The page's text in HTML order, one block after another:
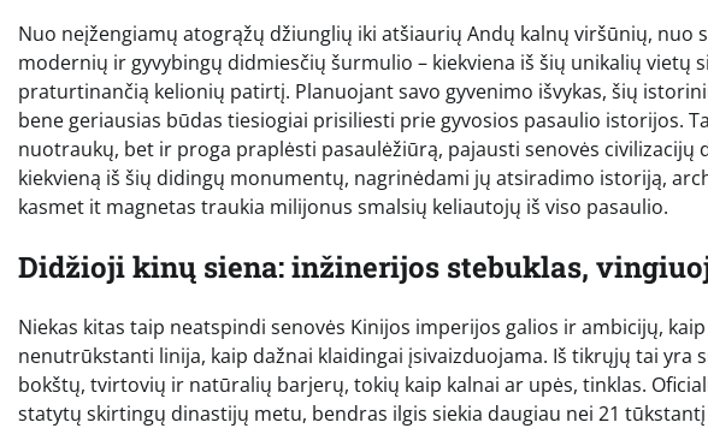
Nuo neįžengiamų atogrąžų džiunglių iki atšiaurių Andų kalnų viršūnių, nuo
modernių ir gyvybingų didmiesčių šurmulio – kiekviena iš šių unikalių vietų
praturtinančią kelionių patirtį. Planuojant savo gyvenimo išvykas, šių
bene geriausias būdas tiesiogiai prisiliesti prie gyvosios pasaulio istorijos.
nuotraukų, bet ir proga praplėsti pasaulėžiūrą, pajausti senovės civilizacijų
kiekvieną iš šių didingų monumentų, nagrinėdami jų atsiradimo istoriją,
kasmet it magnetas traukia milijonus smalsių keliautojų iš viso pasaulio.
Didžioji kinų siena: inžinerijos stebuklas,
Niekas kitas taip neatspindi senovės Kinijos imperijos galios ir ambicijų, kaip
nenutrūkstanti linija, kaip dažnai klaidingai įsivaizduojama. Iš tikrųjų tai yra
bokštų, tvirtovių ir natūralių barjerų, tokių kaip kalnai ar upės, tinklas.
statytų skirtingų dinastijų metu, bendras ilgis siekia daugiau nei 21